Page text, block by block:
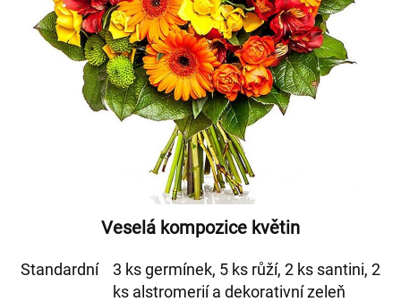
Veselá kompozice květin
Standardní
3 ks germínek, 5 ks růží, 2 ks santini, 2
ks alstromerií a dekorativní zeleň